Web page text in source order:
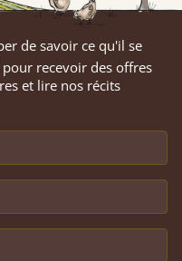
de savoir ce qu'il se
recevoir des offres
et lire nos récits